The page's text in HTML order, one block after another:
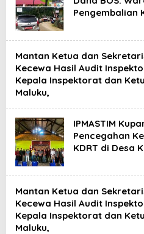
Pengembalian
Mantan Ketua dan
Kecewa Hasil Audit
Kepala Inspektorat dan
Maluku,
IPMASTIM
Pencegahan
KDRT di Desa
Mantan Ketua dan
Kecewa Hasil Audit
Kepala Inspektorat dan
Maluku,